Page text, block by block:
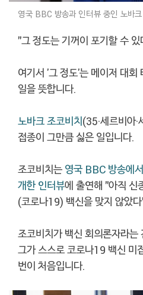
영국 BBC 방송과 인터뷰 중인 노바
"그 정도는 기꺼이 포기할 수 있
여기서 '그 정도'는 메이저 대회
일을 뜻합니다.
노바크 조코비치(35·세르비아
접종이 그만큼 싫은 일입니다.
조코비치는 영국 BBC 방송에
개한 인터뷰에 출연해 "아직 신
(코로나19) 백신을 맞지 않았
조코비치가 백신 회의론자라
그가 스스로 코로나19 백신 미
번이 처음입니다.